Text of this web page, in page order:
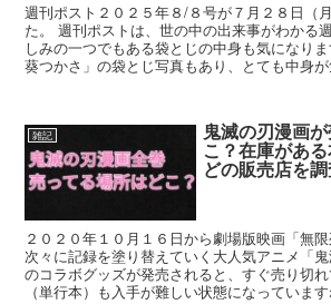
週刊ポスト２０２５年８/８号が７月２８日（
た。 週刊ポストは、世の中の出来事がわかる
しみの一つでもある袋とじの中身も気になり
葵つかさ」の袋とじ写真もあり、とても中身
雑記 鬼滅の刃漫画
こ？在庫があ
どの販売店を
２０２０年１０月１６日から劇場版映画「無限
次々に記録を塗り替えていく大人気アニメ「
のコラボグッズが発売されると、すぐ売り切
（単行本）も入手が難しい状態になっていま